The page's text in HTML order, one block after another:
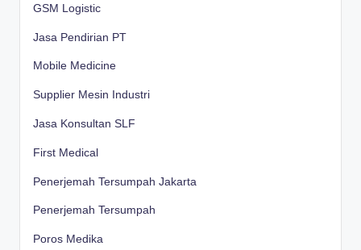
GSM Logistic
Jasa Pendirian PT
Mobile Medicine
Supplier Mesin Industri
Jasa Konsultan SLF
First Medical
Penerjemah Tersumpah Jakarta
Penerjemah Tersumpah
Poros Medika